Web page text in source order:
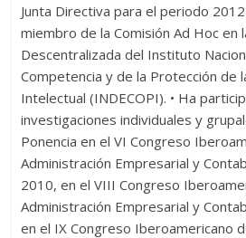
Junta Directiva para el periodo
miembro de la Comisión Ad Hoc en
Descentralizada del Instituto
Competencia y de la Protección de
Intelectual (INDECOPI). • Ha
investigaciones individuales y
Ponencia en el VI Congreso
Administración Empresarial y
2010, en el VIII Congreso
Administración Empresarial y
en el IX Congreso Iberoamericano